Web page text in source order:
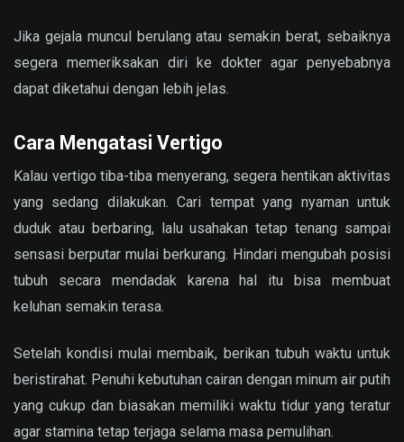
Jika gejala muncul berulang atau semakin berat, sebaiknya
segera memeriksakan diri ke dokter agar penyebabnya
dapat diketahui dengan lebih jelas.
Cara Mengatasi Vertigo
Kalau vertigo tiba-tiba menyerang, segera hentikan aktivitas
yang sedang dilakukan. Cari tempat yang nyaman untuk
duduk atau berbaring, lalu usahakan tetap tenang sampai
sensasi berputar mulai berkurang. Hindari mengubah posisi
tubuh secara mendadak karena hal itu bisa membuat
keluhan semakin terasa.
Setelah kondisi mulai membaik, berikan tubuh waktu untuk
beristirahat. Penuhi kebutuhan cairan dengan minum air putih
yang cukup dan biasakan memiliki waktu tidur yang teratur
agar stamina tetap terjaga selama masa pemulihan.